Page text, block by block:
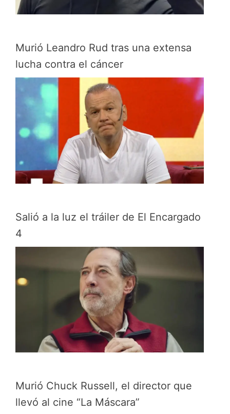
Murió Leandro Rud tras una extensa
lucha contra el cáncer
Salió a la luz el tráiler de El Encargado
4
Murió Chuck Russell, el director que
llevó al cine “La Máscara”